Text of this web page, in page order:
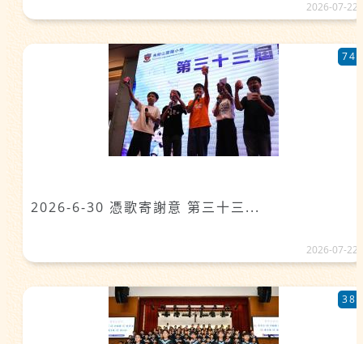
2026-07-22
2026-6-30 憑歌寄謝意 第三十三...
74
2026-07-22
38